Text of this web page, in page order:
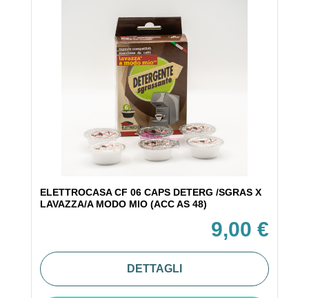
ELETTROCASA CF 06 CAPS DETERG /SGRAS X
LAVAZZA/A MODO MIO (ACC AS 48)
9,00 €
DETTAGLI